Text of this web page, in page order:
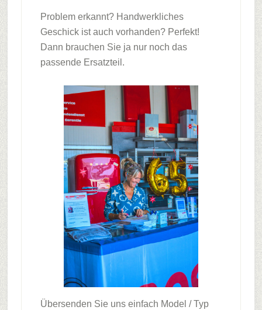
Problem erkannt? Handwerkliches
Geschick ist auch vorhanden? Perfekt!
Dann brauchen Sie ja nur noch das
passende Ersatzteil.
Übersenden Sie uns einfach Model / Typ